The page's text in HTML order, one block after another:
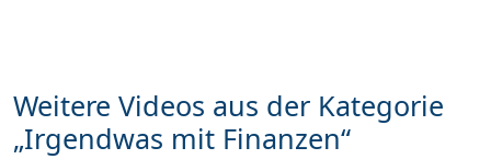
Weitere Videos aus der Kategorie
„Irgendwas mit Finanzen“